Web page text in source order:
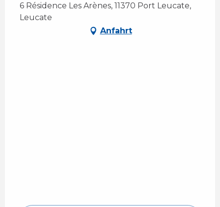
6 Résidence Les Arènes, 11370 Port Leucate,
Leucate
Anfahrt